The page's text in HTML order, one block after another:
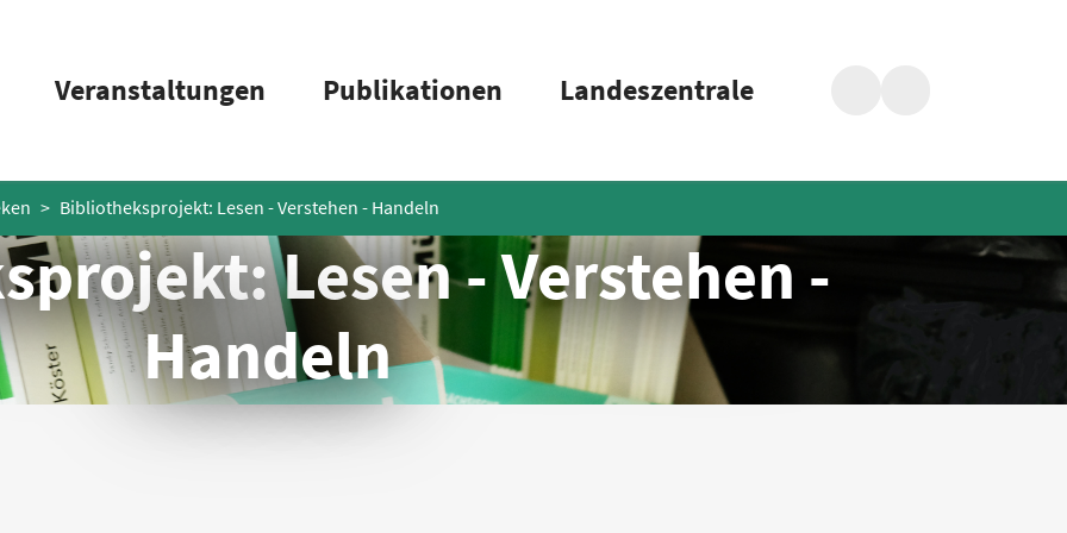
Veranstaltungen Publikationen Landeszentrale
Bibliotheksprojekt: Lesen - Verstehen - Handeln
Lesen - Verstehen -
Handeln